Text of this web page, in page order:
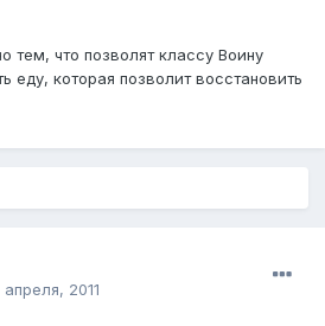
тем, что позволят классу Воину
еду, которая позволит восстановить
апреля, 2011